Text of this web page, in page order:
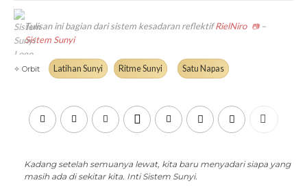
Tulisan ini bagian dari sistem kesadaran reflektifRielNiro 📷–
Sistem Sunyi
✧ Orbit Latihan Sunyi Ritme Sunyi Satu Napas
Kadang setelah semuanya lewat, kita baru menyadari siapa yang
masih ada di sekitar kita. Inti Sistem Sunyi.